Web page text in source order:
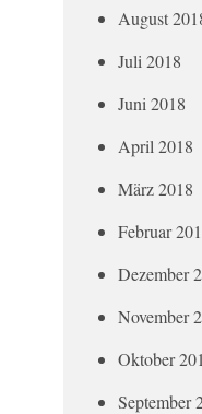
August
Juli 2018
Juni 2018
April 2018
März 2018
Februar
Dezember
November
Oktober
September